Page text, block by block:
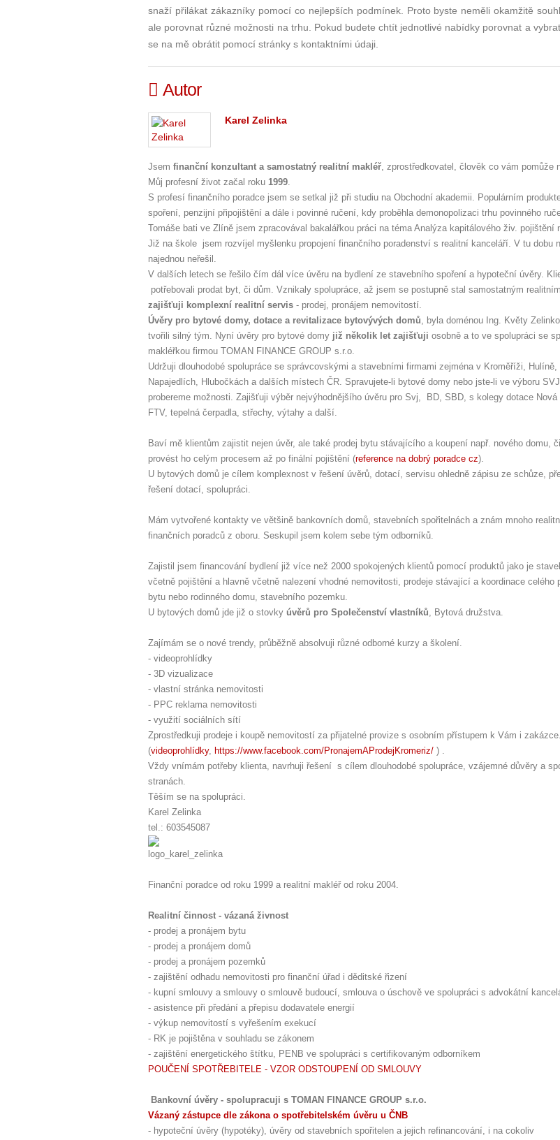
snaží přilákat zákazníky pomocí co nejlepších podmínek. Proto byste neměli okamžitě
ale porovnat různé možnosti na trhu. Pokud budete chtít jednotlivé nabídky porovnat a
se na mě obrátit pomocí stránky s kontaktními údaji.
Autor
Karel Zelinka
Jsem finanční konzultant a samostatný realitní makléř, zprostředkovatel, člověk co vám pomůže
Můj profesní život začal roku 1999.
S profesí finančního poradce jsem se setkal již při studiu na Obchodní akademii. Populárním
spoření, penzijní připojištění a dále i povinné ručení, kdy proběhla demonopolizaci trhu povinného
Tomáše bati ve Zlíně jsem zpracovával bakalářkou práci na téma Analýza kapitálového živ. pojištění
Již na škole jsem rozvíjel myšlenku propojení finančního poradenství s realitní kanceláří. V tu dobu
najednou neřešil.
V dalších letech se řešilo čím dál více úvěru na bydlení ze stavebního spoření a hypoteční úvěry.
potřebovali prodat byt, či dům. Vznikaly spolupráce, až jsem se postupně stal samostatným
zajišťuji komplexní realitní servis - prodej, pronájem nemovitostí.
Úvěry pro bytové domy, dotace a revitalizace bytovývých domů, byla doménou Ing. Květy
tvořili silný tým. Nyní úvěry pro bytové domy již několik let zajišťuji osobně a to ve spolupráci se
makléřkou firmou TOMAN FINANCE GROUP s.r.o.
Udržuji dlouhodobé spolupráce se správcovskými a stavebními firmami zejména v Kroměříži,
Napajedlích, Hlubočkách a dalších místech ČR. Spravujete-li bytové domy nebo jste-li ve výboru
probereme možnosti. Zajišťuji výběr nejvýhodnějšího úvěru pro Svj, BD, SBD, s kolegy dotace Nová
FTV, tepelná čerpadla, střechy, výtahy a další.
Baví mě klientům zajistit nejen úvěr, ale také prodej bytu stávajícího a koupení např. nového domu,
provést ho celým procesem až po finální pojištění (reference na dobrý poradce cz).
U bytových domů je cílem komplexnost v řešení úvěrů, dotací, servisu ohledně zápisu ze schůze,
řešení dotací, spolupráci.
Mám vytvořené kontakty ve většině bankovních domů, stavebních spořitelnách a znám mnoho
finančních poradců z oboru. Seskupil jsem kolem sebe tým odborníků.
Zajistil jsem financování bydlení již více než 2000 spokojených klientů pomocí produktů jako je
včetně pojištění a hlavně včetně nalezení vhodné nemovitosti, prodeje stávající a koordinace celého
bytu nebo rodinného domu, stavebního pozemku.
U bytových domů jde již o stovky úvěrů pro Společenství vlastníků, Bytová družstva.
Zajímám se o nové trendy, průběžně absolvuji různé odborné kurzy a školení.
- videoprohlídky
- 3D vizualizace
- vlastní stránka nemovitosti
- PPC reklama nemovitosti
- využití sociálních sítí
Zprostředkuji prodeje i koupě nemovitostí za přijatelné provize s osobním přístupem k Vám i zakázce.
(videoprohlídky, https://www.facebook.com/PronajemAProdejKromeriz/ ) .
Vždy vnímám potřeby klienta, navrhuji řešení s cílem dlouhodobé spolupráce, vzájemné důvěry a
stranách.
Těším se na spolupráci.
Karel Zelinka
tel.: 603545087
Finanční poradce od roku 1999 a realitní makléř od roku 2004.
Realitní činnost - vázaná živnost
- prodej a pronájem bytu
- prodej a pronájem domů
- prodej a pronájem pozemků
- zajištění odhadu nemovitosti pro finanční úřad i děditské řizení
- kupní smlouvy a smlouvy o smlouvě budoucí, smlouva o úschově ve spolupráci s advokátní
- asistence při předání a přepisu dodavatele energií
- výkup nemovitostí s vyřešením exekucí
- RK je pojištěna v souhladu se zákonem
- zajištění energetického štítku, PENB ve spolupráci s certifikovaným odborníkem
POUČENÍ SPOTŘEBITELE - VZOR ODSTOUPENÍ OD SMLOUVY
Bankovní úvěry - spolupracuji s TOMAN FINANCE GROUP s.r.o.
Vázaný zástupce dle zákona o spotřebitelském úvěru u ČNB
- hypoteční úvěry (hypotéky), úvěry od stavebních spořitelen a jejich refinancování, i na cokoliv